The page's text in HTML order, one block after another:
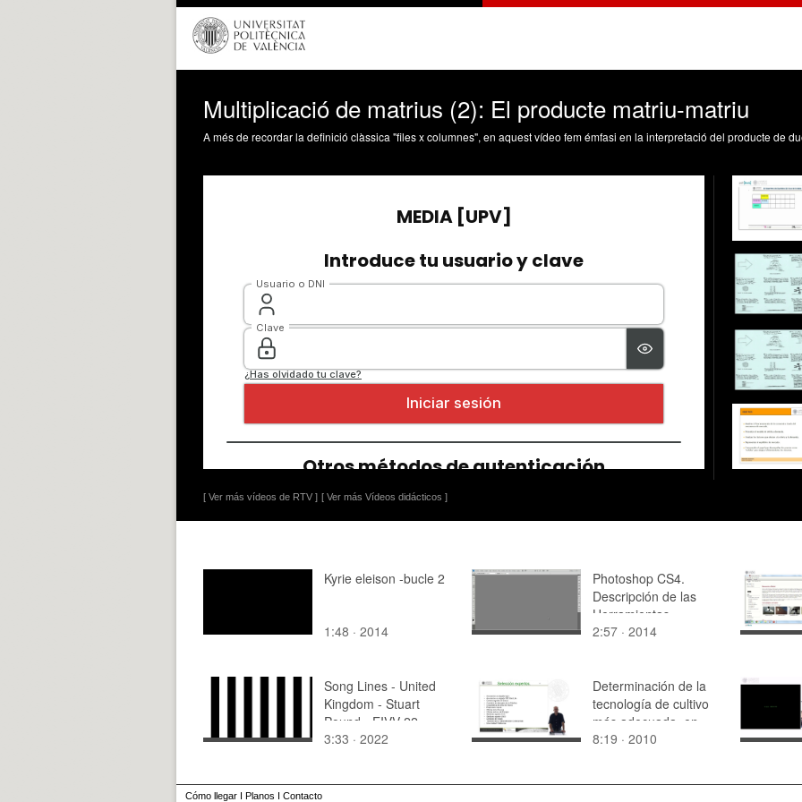
Multiplicació de matrius (2): El producte matriu-matriu
[ Ver más vídeos de RTV ] [ Ver más Vídeos didácticos ]
Kyrie eleison -bucle 2
1:48 · 2014
Photoshop CS4.
Descripción de las
Herramientas
2:57 · 2014
Song Lines - United
Kingdom - Stuart
Pound - EIVV 22
3:33 · 2022
Determinación de la
tecnología de cultivo
más adecuada, en
función de criterios
8:19 · 2010
Cómo llegar I Planos I Contacto